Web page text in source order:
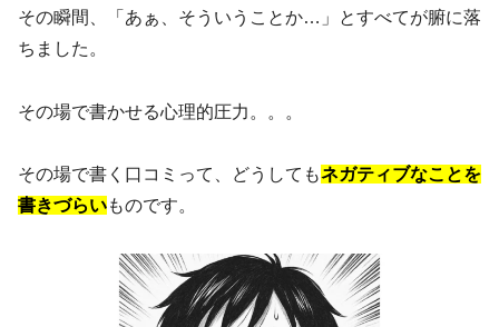
その瞬間、「あぁ、そういうことか…」とすべてが腑に落
ちました。
その場で書かせる心理的圧力。。。
その場で書く口コミって、どうしてもネガティブなことを
書きづらいものです。